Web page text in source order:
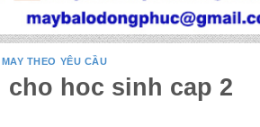
MAY THEO YÊU CẦU
cho hoc sinh cap 2